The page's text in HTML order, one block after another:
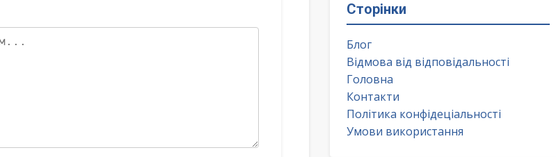
Сторінки
Блог
Відмова від відповідальності
Головна
Контакти
Політика конфідеціальності
Умови використання